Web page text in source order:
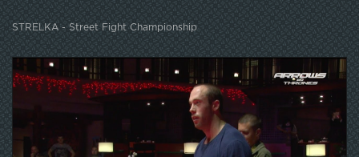
STRELKA - Street Fight Championship